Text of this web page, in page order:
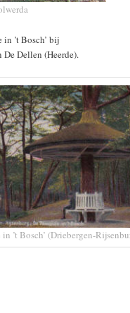
’t Bosch’ bij
Dellen (Heerde).
in ’t Bosch’ (Driebergen-